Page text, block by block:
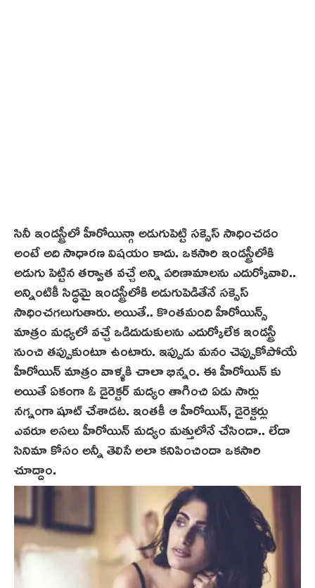
సినీ ఇండస్ట్రీలో హీరోయిన్గా అడుగుపెట్టి సక్సెస్ సాధించడం
అంటే అది సాధారణ విషయం కాదు. ఒకసారి ఇండస్ట్రీలోకి
అడుగు పెట్టిన తర్వాత వచ్చే అన్ని పరిణామాలను ఎదుర్కోవాలి..
అన్నింటికీ సిద్ధమై ఇండస్ట్రీలోకి అడుగుపెడితేనే సక్సెస్
సాధించగలుగుతారు. అయితే.. కొంతమంది హీరోయిన్స్
మాత్రం మధ్యలో వచ్చే ఒడిదుడుకులను ఎదుర్కోలేక ఇండస్ట్రీ
నుంచి తప్పుకుంటూ ఉంటారు. ఇప్పుడు మనం చెప్పుకోపోయే
హీరోయిన్ మాత్రం వాళ్ళ‌కి చాలా భిన్నం. ఈ హీరోయిన్ కు
అయితే ఏకంగా ఓ డైరెక్టర్ మద్యం తాగించి ఏడు సార్లు
నగ్నంగా షూట్ చేశాడట. ఇంతకీ ఆ హీరోయిన్, డైరెక్టర్లు
ఎవరూ అసలు హీరోయిన్ మద్యం మత్తులోనే చేసిందా.. లేదా
సినిమా కోసం అన్నీ తెలిసే అలా కనిపించిందా ఒకసారి
చూద్దాం.